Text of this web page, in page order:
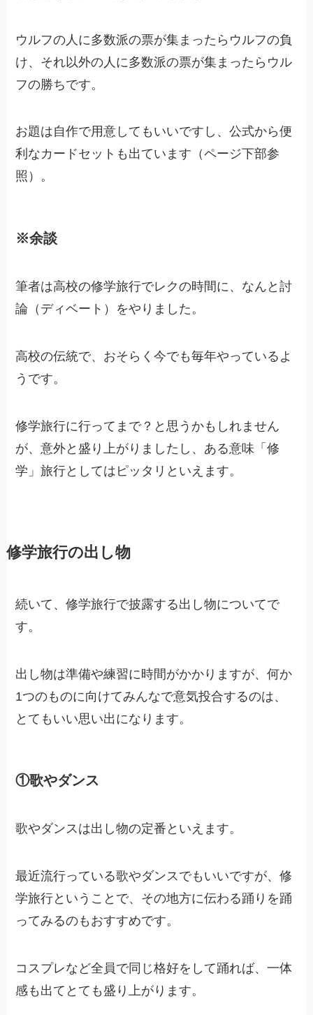
ウルフの人に多数派の票が集まったらウルフの負
け、それ以外の人に多数派の票が集まったらウル
フの勝ちです。
お題は自作で用意してもいいですし、公式から便
利なカードセットも出ています（ページ下部参
照）。
※余談
筆者は高校の修学旅行でレクの時間に、なんと討
論（ディベート）をやりました。
高校の伝統で、おそらく今でも毎年やっているよ
うです。
修学旅行に行ってまで？と思うかもしれません
が、意外と盛り上がりましたし、ある意味「修
学」旅行としてはピッタリといえます。
修学旅行の出し物
続いて、修学旅行で披露する出し物についてで
す。
出し物は準備や練習に時間がかかりますが、何か
1つのものに向けてみんなで意気投合するのは、
とてもいい思い出になります。
①歌やダンス
歌やダンスは出し物の定番といえます。
最近流行っている歌やダンスでもいいですが、修
学旅行ということで、 その地方に伝わる踊り を踊
ってみるのもおすすめです。
コスプレなど全員で同じ格好をして踊れば、一体
感も出てとても盛り上がります。